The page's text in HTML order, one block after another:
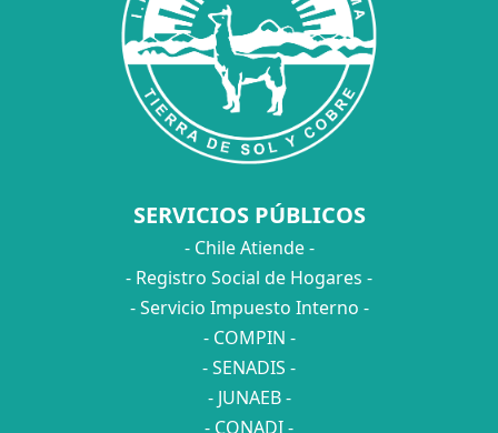
SERVICIOS PÚBLICOS
- Chile Atiende -
- Registro Social de Hogares -
- Servicio Impuesto Interno -
- COMPIN -
- SENADIS -
- JUNAEB -
- CONADI -